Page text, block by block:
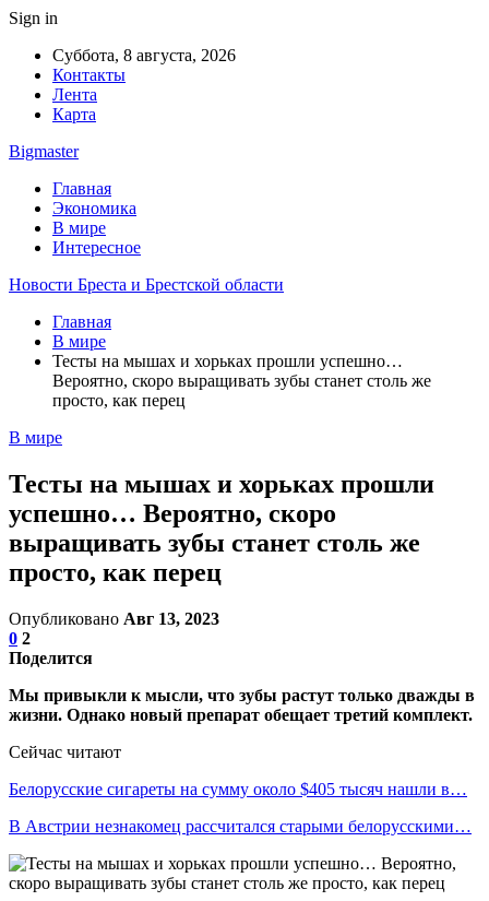
Sign in
Суббота, 8 августа, 2026
Контакты
Лента
Карта
Bigmaster
Главная
Экономика
В мире
Интересное
Новости Бреста и Брестской области
Главная
В мире
Тесты на мышах и хорьках прошли успешно…
Вероятно, скоро выращивать зубы станет столь же
просто, как перец
В мире
Тесты на мышах и хорьках прошли
успешно… Вероятно, скоро
выращивать зубы станет столь же
просто, как перец
Опубликовано Авг 13, 2023
0 2
Поделится
Мы привыкли к мысли, что зубы растут только дважды в
жизни. Однако новый препарат обещает третий комплект.
Сейчас читают
Белорусские сигареты на сумму около $405 тысяч нашли в…
В Австрии незнакомец рассчитался старыми белорусскими…